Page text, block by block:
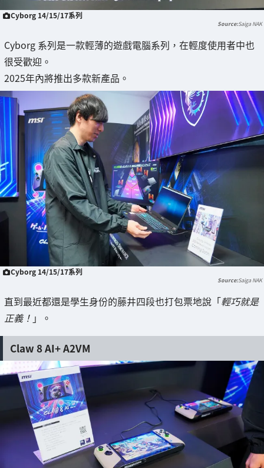
Cyborg 14/15/17系列
Saiga NAK
Cyborg 系列是一款輕薄的遊戲電腦系列，在輕度使用者中也
很受歡迎。
2025年內將推出多款新產品。
Cyborg 14/15/17系列
Saiga NAK
直到最近都還是學生身份的藤井四段也打包票地說「輕巧就是
正義！ 」。
Claw 8 AI+ A2VM